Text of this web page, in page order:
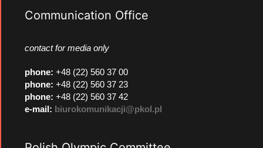
Communication Office
contact for media only
phone: +48 (22) 560 37 00
phone: +48 (22) 560 37 23
phone: +48 (22) 560 37 42
e-mail: biurokomunikacji@pkol.pl